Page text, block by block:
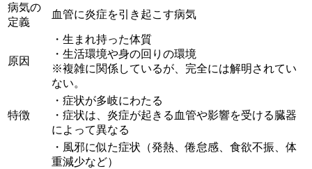
病気の
定義
血管に炎症を引き起こす病気
原因
・生まれ持った体質
・生活環境や身の回りの環境
※複雑に関係しているが、完全には解明されてい
ない。
特徴
・症状が多岐にわたる
・症状は、炎症が起きる血管や影響を受ける臓器
によって異なる
・風邪に似た症状（発熱、倦怠感、食欲不振、体
重減少など）